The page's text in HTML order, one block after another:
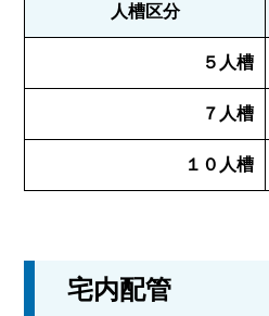
人槽区分
５人槽
７人槽
１０人槽
宅内配管